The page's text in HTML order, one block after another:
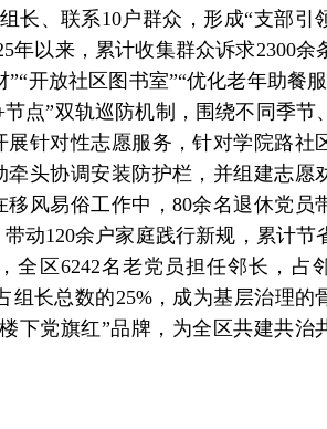
长、联系10户群众，形成“支部引
年以来，累计收集群众诉求2300余
开放社区图书室”“优化老年助餐
点”双轨巡防机制，围绕不同季节
针对性志愿服务，针对学院路社
头协调安装防护栏，并组建志愿
风易俗工作中，80余名退休党员
动120余户家庭践行新规，累计节
全区6242名老党员担任邻长，占
组长总数的25%，成为基层治理的
下党旗红”品牌，为全区共建共治